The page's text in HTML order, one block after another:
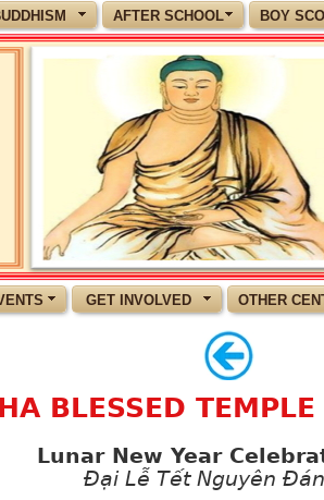
AFTER SCHOOL BOY
GET INVOLVED OTHER
BLESSED
Lunar New Year
Đại Lễ Tết Nguyên